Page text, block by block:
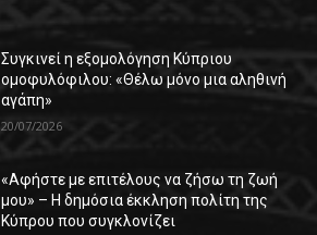
Συγκινεί η εξομολόγηση Κύπριου
ομοφυλόφιλου: «Θέλω μόνο μια αληθινή
αγάπη»
20/07/2026
«Αφήστε με επιτέλους να ζήσω τη ζωή
μου» – Η δημόσια έκκληση πολίτη της
Κύπρου που συγκλονίζει